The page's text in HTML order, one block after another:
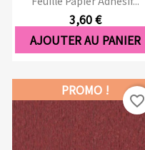
3,60 €
AJOUTER AU PANIER
PROMO !
favorite_border